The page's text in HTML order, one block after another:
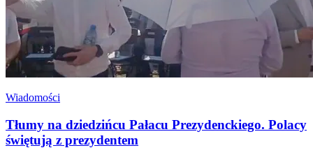
Wiadomości
Tłumy na dziedzińcu Pałacu Prezydenckiego. Polacy
świętują z prezydentem